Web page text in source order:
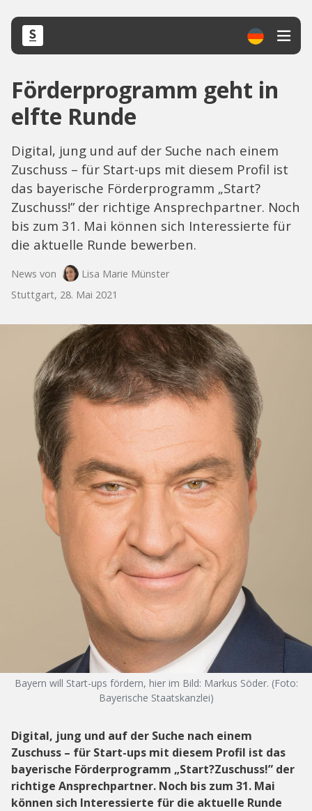
Förderprogramm geht in
elfte Runde
Digital, jung und auf der Suche nach einem
Zuschuss – für Start-ups mit diesem Profil ist
das bayerische Förderprogramm „Start?
Zuschuss!” der richtige Ansprechpartner. Noch
bis zum 31. Mai können sich Interessierte für
die aktuelle Runde bewerben.
News von
Lisa Marie Münster
Stuttgart, 28. Mai 2021
Bayern will Start-ups fördern, hier im Bild: Markus Söder. (Foto:
Bayerische Staatskanzlei)
Digital, jung und auf der Suche nach einem
Zuschuss – für Start-ups mit diesem Profil ist das
bayerische Förderprogramm „Start?Zuschuss!” der
richtige Ansprechpartner. Noch bis zum 31. Mai
können sich Interessierte für die aktuelle Runde